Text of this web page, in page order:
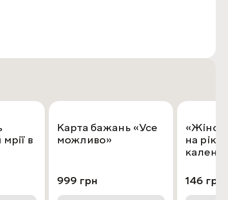
в
Карта бажань «Усе
можливо»
999 грн
на
146 грн